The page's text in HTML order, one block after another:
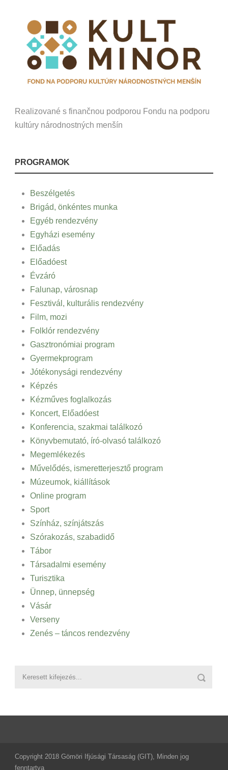
Realizované s finančnou podporou Fondu na podporu
kultúry národnostných menšín
PROGRAMOK
Beszélgetés
Brigád, önkéntes munka
Egyéb rendezvény
Egyházi esemény
Előadás
Előadóest
Évzáró
Falunap, városnap
Fesztivál, kulturális rendezvény
Film, mozi
Folklór rendezvény
Gasztronómiai program
Gyermekprogram
Jótékonysági rendezvény
Képzés
Kézműves foglalkozás
Koncert, Előadóest
Konferencia, szakmai találkozó
Könyvbemutató, író-olvasó találkozó
Megemlékezés
Művelődés, ismeretterjesztő program
Múzeumok, kiállítások
Online program
Sport
Színház, színjátszás
Szórakozás, szabadidő
Tábor
Társadalmi esemény
Turisztika
Ünnep, ünnepség
Vásár
Verseny
Zenés – táncos rendezvény
Copyright 2018 Gömöri Ifjúsági Társaság (GIT), Minden jog
fenntartva